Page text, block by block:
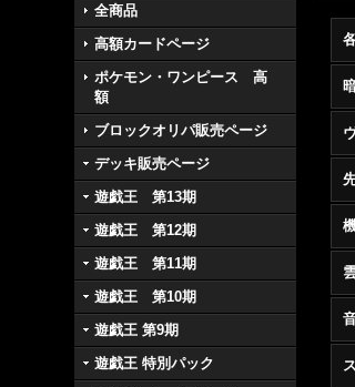
全商品
高額カードページ
ポケモン・ワンピース 高
額
ブロックオリパ販売ページ
デッキ販売ページ
遊戯王 第13期
遊戯王 第12期
遊戯王 第11期
遊戯王 第10期
遊戯王 第9期
遊戯王 特別パック